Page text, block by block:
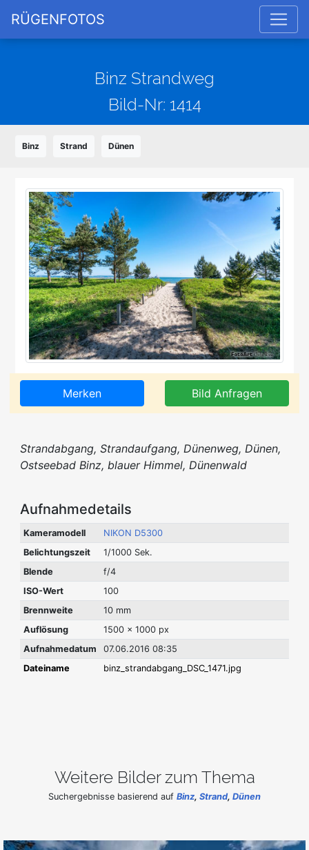
RÜGENFOTOS
Binz Strandweg
Bild-Nr: 1414
Binz Strand Dünen
Merken Bild Anfragen
Strandabgang, Strandaufgang, Dünenweg, Dünen,
Ostseebad Binz, blauer Himmel, Dünenwald
Aufnahmedetails
Kameramodell
NIKON D5300
Belichtungszeit
1/1000 Sek.
Blende
f/4
ISO-Wert
100
Brennweite
10 mm
Auflösung
1500 x 1000 px
Aufnahmedatum
07.06.2016 08:35
Dateiname
binz_strandabgang_DSC_1471.jpg
Weitere Bilder zum Thema
Suchergebnisse basierend auf Binz, Strand, Dünen